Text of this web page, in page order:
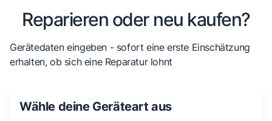
Reparieren oder neu kaufen?
Gerätedaten eingeben - sofort eine erste Einschätzung
erhalten, ob sich eine Reparatur lohnt
Wähle deine Geräteart aus